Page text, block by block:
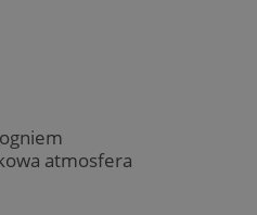
atmosfera